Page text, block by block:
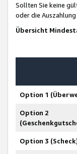
Sollten Sie keine
oder die
Übersicht
Option 1
Option 2
Option 3